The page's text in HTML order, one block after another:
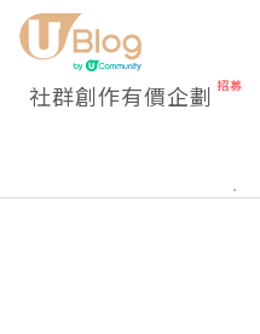
社群創作有價企劃